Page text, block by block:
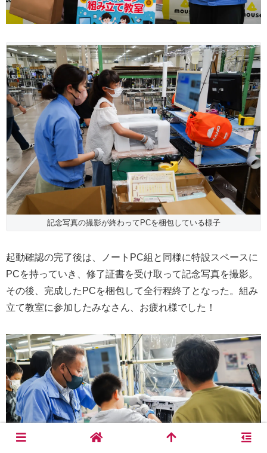
記念写真の撮影が終わってPCを梱包している様子
起動確認の完了後は、ノートPC組と同様に特設スペースに
PCを持っていき、修了証書を受け取って記念写真を撮影。
その後、完成したPCを梱包して全行程終了となった。組み
立て教室に参加したみなさん、お疲れ様でした！